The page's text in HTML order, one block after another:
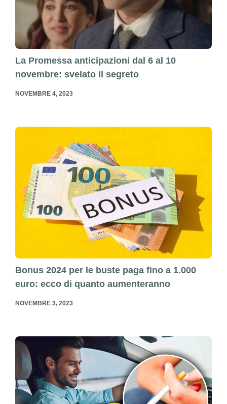
La Promessa anticipazioni dal 6 al 10
novembre: svelato il segreto
NOVEMBRE 4, 2023
Bonus 2024 per le buste paga fino a 1.000
euro: ecco di quanto aumenteranno
NOVEMBRE 3, 2023